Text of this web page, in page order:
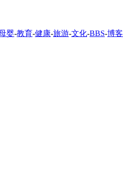
婴-教育-健康-旅游-文化-BBS-博客